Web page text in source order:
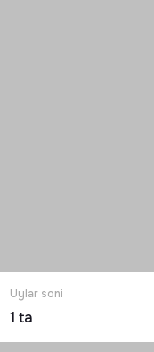
Uylar soni
1 ta